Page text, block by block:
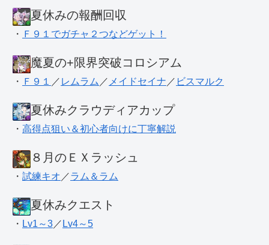
夏休みの報酬回収
・ Ｆ９１でガチャ２つなどゲット！
魔夏の+限界突破コロシアム
・ Ｆ９１ ／ レムラム ／ メイドセイナ ／ ビスマルク
夏休みクラウディアカップ
・ 高得点狙い＆初心者向けに丁寧解説
８月のＥＸラッシュ
・ 試練キオ ／ラム＆ラム
夏休みクエスト
・ Lv1～3 ／ Lv4～5